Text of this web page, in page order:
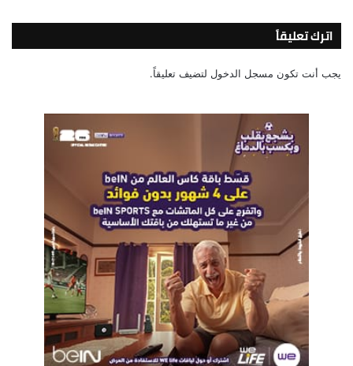
اترك تعليقاً
يجب أنت تكون مسجل الدخول لتضيف تعليقاً.